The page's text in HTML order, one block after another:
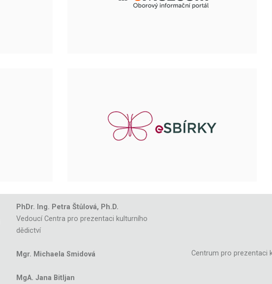
PhDr. Ing. Petra Štůlová, Ph.D.
Vedoucí Centra pro prezentaci kulturního
dědictví
Mgr. Michaela Smidová
MgA. Jana Bitljan
Centrum pro prezentaci